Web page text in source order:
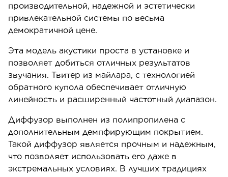
производительной, надежной и эстетически
привлекательной системы по весьма
демократичной цене.
Эта модель акустики проста в установке и
позволяет добиться отличных результатов
звучания. Твитер из майлара, с технологией
обратного купола обеспечивает отличную
линейность и расширенный частотный диапазон.
Диффузор выполнен из полипропилена с
дополнительным демпфирующим покрытием.
Такой диффузор является прочным и надежным,
что позволяет использовать его даже в
экстремальных условиях. В лучших традициях